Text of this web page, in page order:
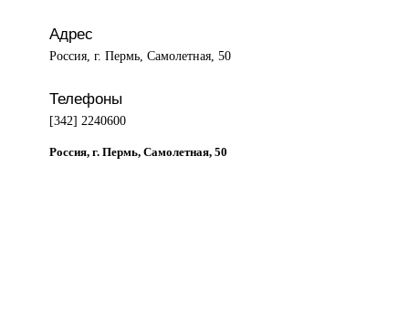
Адрес
Россия, г. Пермь, Самолетная, 50
Телефоны
[342] 2240600
Россия, г. Пермь, Самолетная, 50